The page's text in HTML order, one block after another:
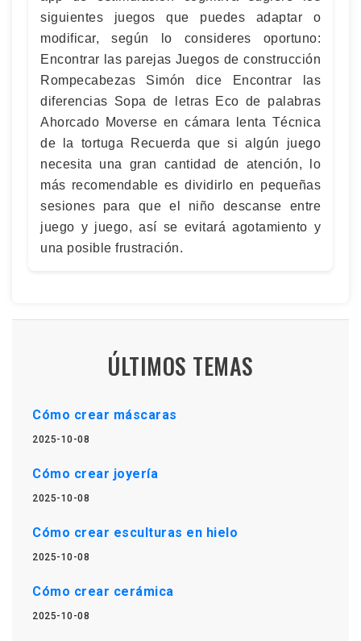
siguientes juegos que puedes adaptar o
modificar, según lo consideres oportuno:
Encontrar las parejas Juegos de construcción
Rompecabezas Simón dice Encontrar las
diferencias Sopa de letras Eco de palabras
Ahorcado Moverse en cámara lenta Técnica
de la tortuga Recuerda que si algún juego
necesita una gran cantidad de atención, lo
más recomendable es dividirlo en pequeñas
sesiones para que el niño descanse entre
juego y juego, así se evitará agotamiento y
una posible frustración.
ÚLTIMOS TEMAS
Cómo crear máscaras
2025-10-08
Cómo crear joyería
2025-10-08
Cómo crear esculturas en hielo
2025-10-08
Cómo crear cerámica
2025-10-08